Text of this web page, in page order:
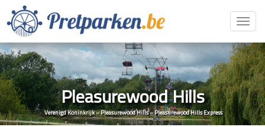
Pleasurewood Hills
Verenigd Koninkrijk»Pleasurewood Hills»Pleasurewood Hills Express